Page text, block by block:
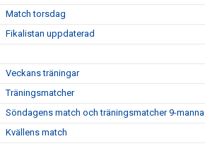
Match torsdag
Fikalistan uppdaterad
Veckans träningar
Träningsmatcher
Söndagens match och träningsmatcher 9-manna
Kvällens match